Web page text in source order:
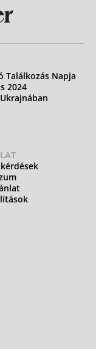
Találkozás Napja
2024